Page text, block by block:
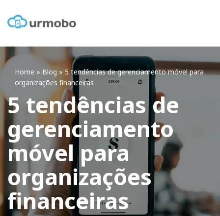
Home » Blog » 5 tendências de gerenciamento móvel para
organizações financeiras
5 tendências de
gerenciamento
móvel para
organizações
financeiras